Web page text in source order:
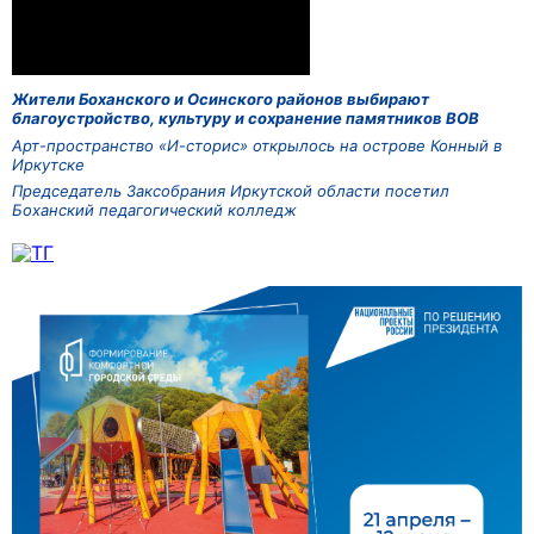
Жители Боханского и Осинского районов выбирают
благоустройство, культуру и сохранение памятников ВОВ
Арт-пространство «И-сторис» открылось на острове Конный в
Иркутске
Председатель Заксобрания Иркутской области посетил
Боханский педагогический колледж